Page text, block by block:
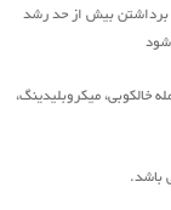
برداشتن بیش از حد رشد
خالکوبی، میکروبلیدینگ،
باشد.